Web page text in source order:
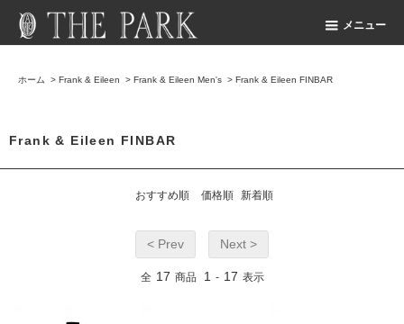
メニュー
ホーム > Frank & Eileen > Frank & Eileen Men's > Frank & Eileen FINBAR
Frank & Eileen FINBAR
おすすめ順 価格順 新着順
< Prev Next >
全 17 商品 1 - 17 表示